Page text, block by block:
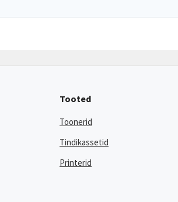
Tooted
Toonerid
Tindikassetid
Printerid